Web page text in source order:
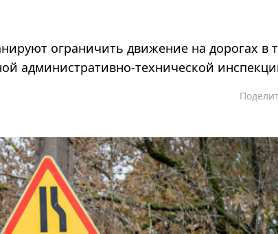
ограничить движение на дорогах в
административно-технической